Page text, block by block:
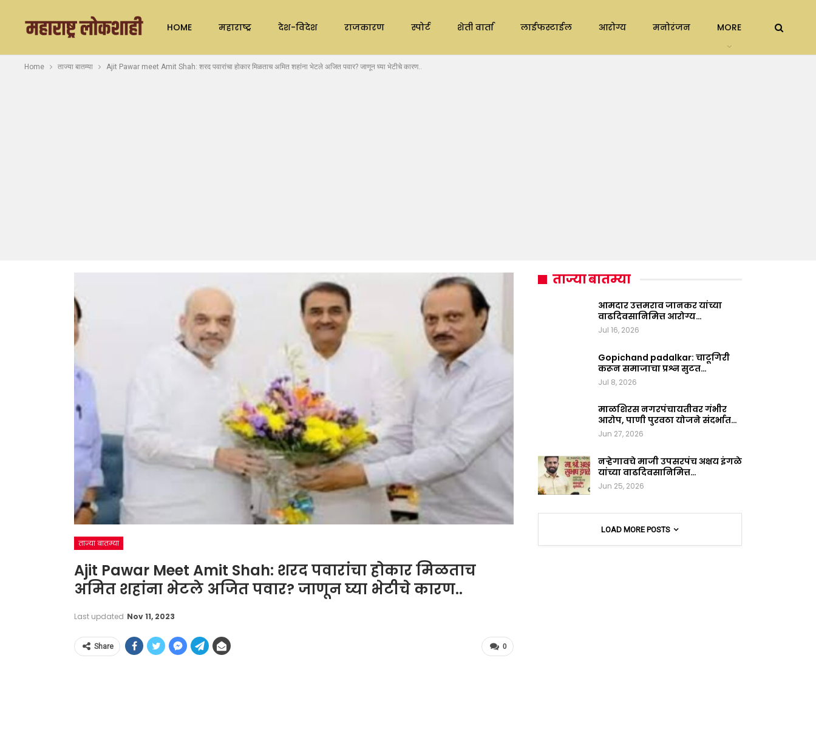
HOME महाराष्ट्र देश-विदेश राजकारण स्पोर्ट शेती वार्ता लाईफस्टाईल आरोग्य मनोरंजन MORE
Home ताज्या बातम्या Ajit Pawar meet Amit Shah: शरद पवारांचा होकार मिळताच अमित शहांना भेटले अजित पवार? जाणून घ्या भेटीचे कारण..
ताज्या बातम्या
Ajit Pawar Meet Amit Shah: शरद पवारांचा होकार मिळताच
अमित शहांना भेटले अजित पवार? जाणून घ्या भेटीचे कारण..
Last updated Nov 11, 2023
0
Share
ताज्या बातम्या
आमदार उत्तमराव जानकर यांच्या
वाढदिवसानिमित्त आरोग्य…
Jul 16, 2026
Gopichand padalkar: चाटूगिरी
करून समाजाचा प्रश्न सुटत…
Jul 8, 2026
माळशिरस नगरपंचायतीवर गंभीर
आरोप, पाणी पुरवठा योजने संदर्भात…
Jun 27, 2026
नऱ्हेगावचे माजी उपसरपंच अक्षय इंगळे
यांच्या वाढदिवसानिमित्त…
Jun 25, 2026
LOAD MORE POSTS